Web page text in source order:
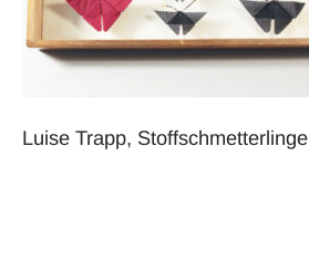
Luise Trapp, Stoffschmetterlinge